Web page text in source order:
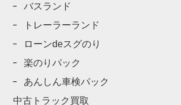
バスランド
トレーラーランド
ローンdeスグのり
楽のりパック
あんしん車検パック
中古トラック買取